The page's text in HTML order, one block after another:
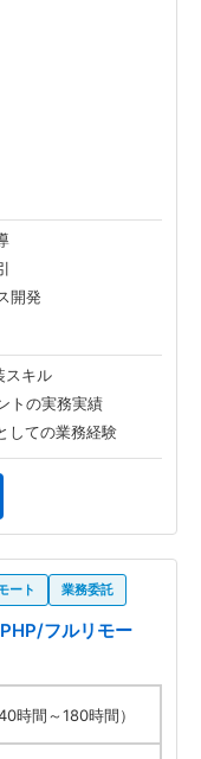
開発
スキル
トの実務実績
しての業務経験
ート 業務委託
フルリモー
時間～180時間）